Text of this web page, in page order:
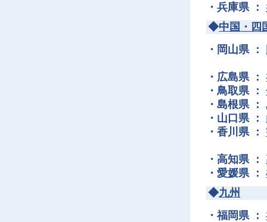
・兵庫県 ：
◆中国・四
・岡山県 ：
・広島県 ：
・鳥取県 ：
・島根県 ：
・山口県 ：
・香川県 ：
・高知県 ：
・愛媛県 ：
◆九州
・福岡県 ：